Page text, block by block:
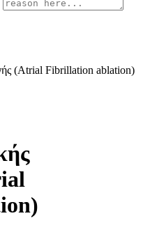
(Atrial Fibrillation ablation)